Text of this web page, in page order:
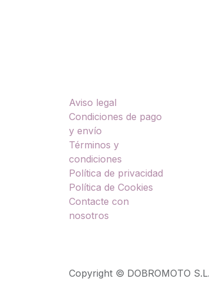
Aviso legal
Condiciones de pago
y envío
Términos y
condiciones
Política de privacidad
Política de Cookies
Contacte con
nosotros
Copyright © DOBROMOTO S.L.